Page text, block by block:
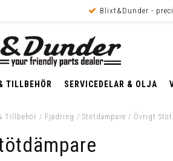
Blixt&Dunder -
TILLBEHÖR SERVICEDELAR & OLJA
Tillbehör / Fjädring / Stötdämpare / Övrigt